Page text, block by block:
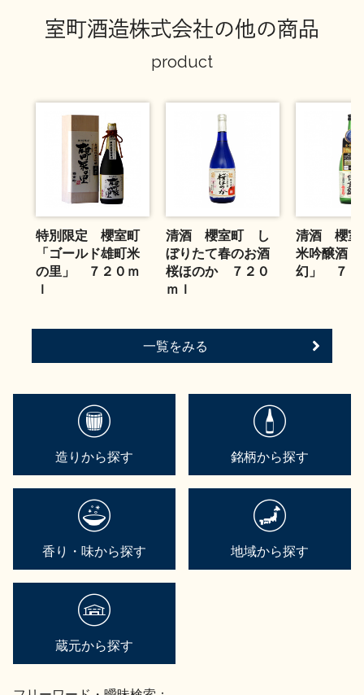
お問い合わせ
室町酒造株式会社の他の商品
product
特別限定 櫻室町
「ゴールド雄町米
の里」 ７２０ｍ
ｌ
清酒 櫻室町 し
ぼりたて春のお酒
桜ほのか ７２０
ｍｌ
清酒 櫻
米吟醸酒「
幻」 ７２
一覧をみる
造りから探す 銘柄から探す
香り・味から探す 地域から探す
蔵元から探す